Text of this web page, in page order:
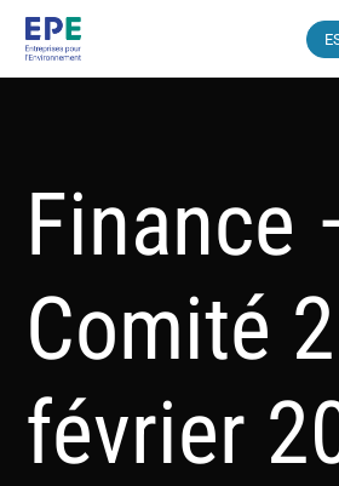
Finance
Comité
février